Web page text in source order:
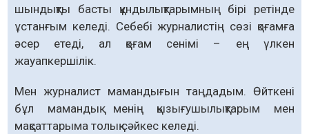
шындықты басты құндылықтарымның бірі ретінде
ұстанғым келеді. Себебі журналистің сөзі қоғамға
әсер етеді, ал қоғам сенімі – ең үлкен
жауапкершілік.
Мен журналист мамандығын таңдадым. Өйткені
бұл мамандық менің қызығушылықтарым мен
мақсаттарыма толық сәйкес келеді.